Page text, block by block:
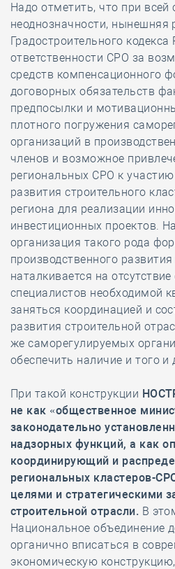
Надо отметить, что при всей
неоднозначности, нынешняя
Градостроительного
ответственности СРО за
средств компенсационного
договорных обязательств
предпосылки и
плотного погружения
организаций в
членов и возможное
региональных СРО к
развития строительного
региона для реализации
инвестиционных проектов.
организация такого рода
производственного
наталкивается на
специалистов необходимой
заняться координацией и
развития строительной
же саморегулируемых
обеспечить наличие и того и
При такой конструкции
не как «общественное
законодательно
надзорных функций, а как
координирующий и
региональных кластеров-
целями и стратегическими
строительной отрасли. В
Национальное объединение
органично вписаться в
экономическую